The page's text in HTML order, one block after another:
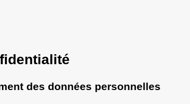
des données personnelles